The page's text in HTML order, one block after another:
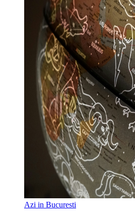
Azi in Bucuresti